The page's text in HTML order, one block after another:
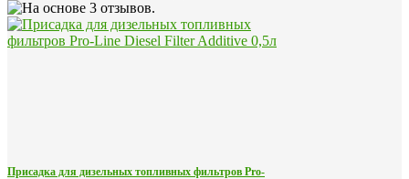
Присадка для дизельных топливных фильтров Pro-